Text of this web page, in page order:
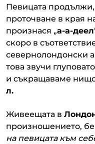
Певицата
проточване в края
произнася „а-а-деел
скоро в
севернолондонски
това звучи
и съкращаваме
л.
Живеещата в
произношението,
на певицата към